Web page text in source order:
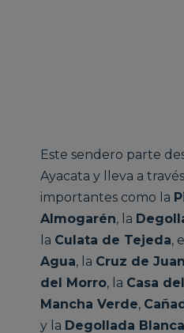
Este sendero parte
Ayacata y lleva a
importantes como la
Almogarén, la
la Culata de Tejeda, el
Agua, la Cruz de
del Morro, la Casa
Mancha Verde,
y la Degollada Blanca